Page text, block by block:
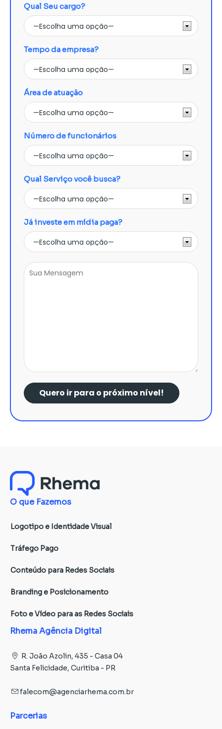
Qual Seu cargo?
Tempo da empresa?
Área de atuação
Número de funcionários
Qual Serviço você busca?
Já investe em mídia paga?
O que Fazemos
Logotipo e Identidade Visual
Tráfego Pago
Conteúdo para Redes Sociais
Branding e Posicionamento
Foto e Vídeo para as Redes Sociais
Rhema Agência Digital
R. João Azolin, 435 - Casa 04
Santa Felicidade, Curitiba - PR
falecom@agenciarhema.com.br
Parcerias